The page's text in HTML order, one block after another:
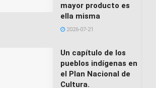
mayor producto es
ella misma
2026-07-21
Un capítulo de los
pueblos indígenas en
el Plan Nacional de
Cultura.